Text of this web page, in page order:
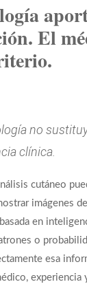
El
no
clínica.
cutáneo
imágenes
en
o
esa
experiencia